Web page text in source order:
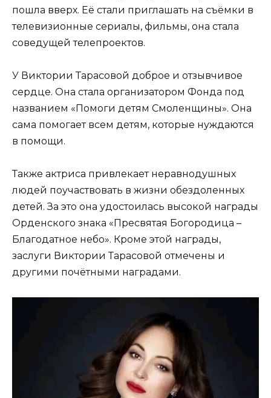
пошла вверх. Её стали приглашать на съёмки в
телевизионные сериалы, фильмы, она стала
соведущей телепроектов.
У Виктории Тарасовой доброе и отзывчивое
сердце. Она стала организатором Фонда под
названием «Помоги детям Смоленщины». Она
сама помогает всем детям, которые нуждаются
в помощи.
Также актриса привлекает неравнодушных
людей поучаствовать в жизни обездоленных
детей. За это она удостоилась высокой награды
Орденского знака «Пресвятая Богородица –
Благодатное небо». Кроме этой награды,
заслуги Виктории Тарасовой отмечены и
другими почётными наградами.